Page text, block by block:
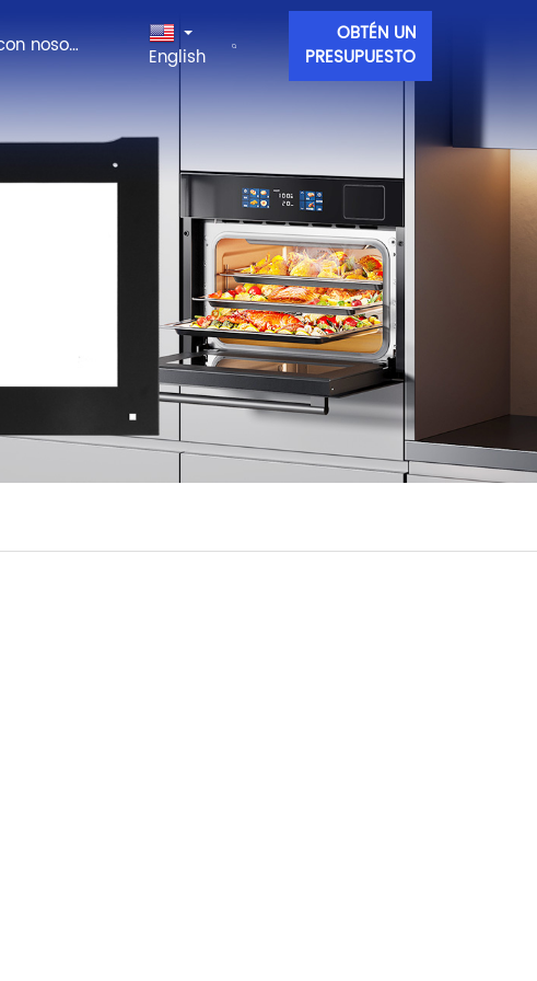
Contacta con nosotros English
OBTÉN UN
PRESUPUESTO